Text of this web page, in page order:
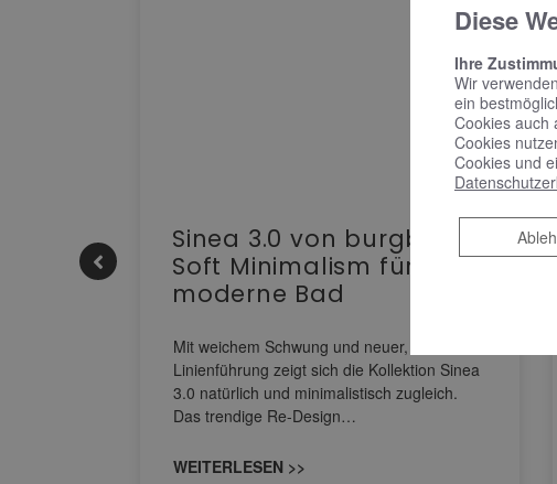
Sinea 3.0 von burgbad:
Soft Minimalism für das
moderne Bad
Mit weichem Schwung und neuer, markanter
Linienführung zeigt sich die Kollektion Sinea
3.0 natürlich und minimalistisch zugleich.
Das trendige Re-Design…
WEITERLESEN >>
Diese
Ihre
Wir
ein
Cookies auch
Cookies
Cookies und